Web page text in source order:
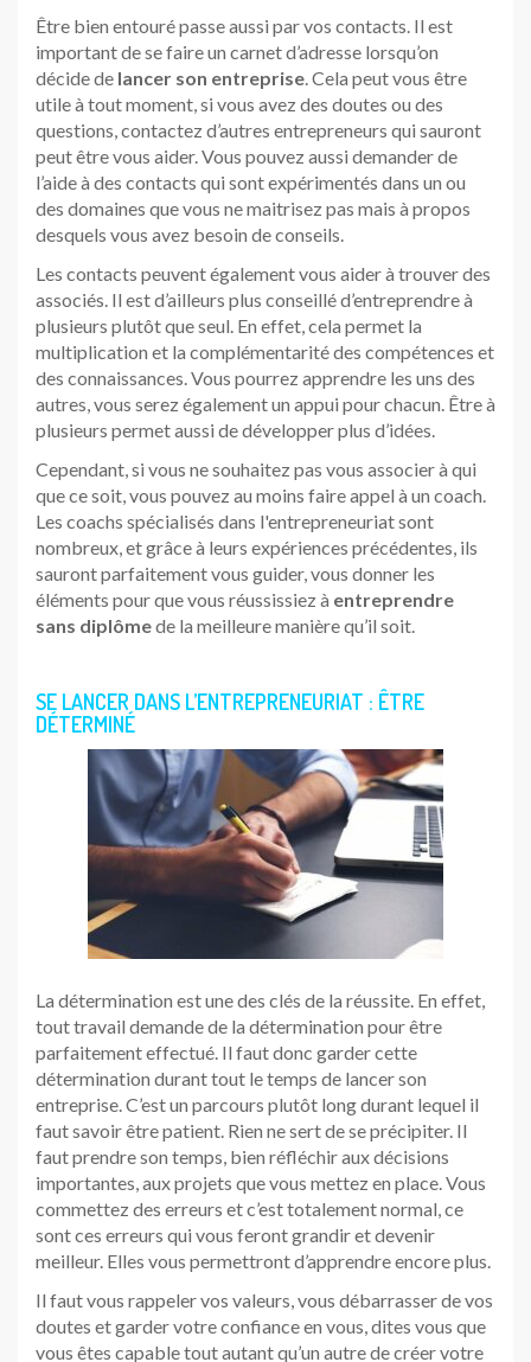
Être bien entouré passe aussi par vos contacts. Il est
important de se faire un carnet d’adresse lorsqu’on
décide de lancer son entreprise. Cela peut vous être
utile à tout moment, si vous avez des doutes ou des
questions, contactez d’autres entrepreneurs qui sauront
peut être vous aider. Vous pouvez aussi demander de
l’aide à des contacts qui sont expérimentés dans un ou
des domaines que vous ne maitrisez pas mais à propos
desquels vous avez besoin de conseils.
Les contacts peuvent également vous aider à trouver des
associés. Il est d’ailleurs plus conseillé d’entreprendre à
plusieurs plutôt que seul. En effet, cela permet la
multiplication et la complémentarité des compétences et
des connaissances. Vous pourrez apprendre les uns des
autres, vous serez également un appui pour chacun. Être à
plusieurs permet aussi de développer plus d’idées.
Cependant, si vous ne souhaitez pas vous associer à qui
que ce soit, vous pouvez au moins faire appel à un coach.
Les coachs spécialisés dans l'entrepreneuriat sont
nombreux, et grâce à leurs expériences précédentes, ils
sauront parfaitement vous guider, vous donner les
éléments pour que vous réussissiez à entreprendre
sans diplômede la meilleure manière qu’il soit.
SE LANCER DANS L’ENTREPRENEURIAT : ÊTRE
DÉTERMINÉ
La détermination est une des clés de la réussite. En effet,
tout travail demande de la détermination pour être
parfaitement effectué. Il faut donc garder cette
détermination durant tout le temps de lancer son
entreprise. C’est un parcours plutôt long durant lequel il
faut savoir être patient. Rien ne sert de se précipiter. Il
faut prendre son temps, bien réfléchir aux décisions
importantes, aux projets que vous mettez en place. Vous
commettez des erreurs et c’est totalement normal, ce
sont ces erreurs qui vous feront grandir et devenir
meilleur. Elles vous permettront d’apprendre encore plus.
Il faut vous rappeler vos valeurs, vous débarrasser de vos
doutes et garder votre confiance en vous, dites vous que
vous êtes capable tout autant qu’un autre de créer votre